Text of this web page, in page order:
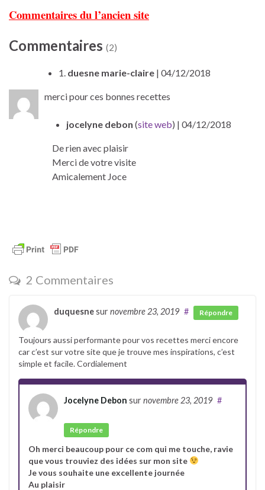
Commentaires du l’ancien site
Commentaires (2)
1. duesne marie-claire | 04/12/2018
merci pour ces bonnes recettes
jocelyne debon (site web) | 04/12/2018
De rien avec plaisir
Merci de votre visite
Amicalement Joce
2 Commentaires
duquesnesur novembre 23, 2019 # Répondre
Toujours aussi performante pour vos recettes merci encore
car c’est sur votre site que je trouve mes inspirations, c’est
simple et facile. Cordialement
Jocelyne Debon sur novembre 23, 2019 #
Répondre
Oh merci beaucoup pour ce com qui me touche, ravie
que vous trouviez des idées sur mon site
Je vous souhaite une excellente journée
Au plaisir